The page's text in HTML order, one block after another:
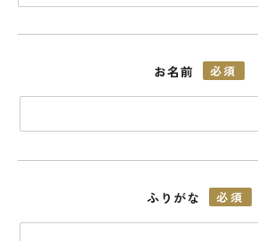
お名前 必須
ふりがな 必須